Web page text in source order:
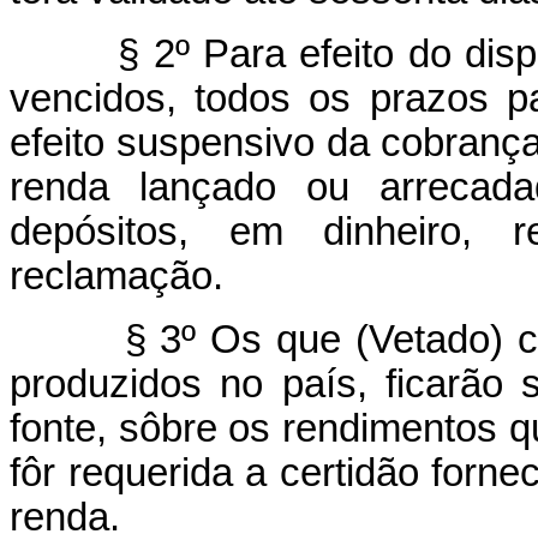
§ 2º Para efeito do
vencidos, todos os prazos
efeito suspensivo da
renda lançado ou
depósitos, em dinheiro,
reclamação.
§ 3º Os que (Vetado)
produzidos no país, ficarão
fonte, sôbre os rendimentos
fôr requerida a certidão
renda.